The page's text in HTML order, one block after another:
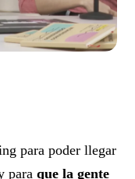
para poder llegar
para que la gente